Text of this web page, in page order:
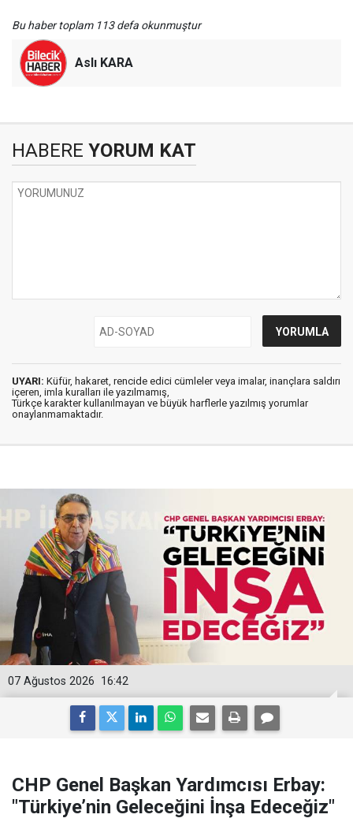
Bu haber toplam 113 defa okunmuştur
Aslı KARA
HABERE YORUM KAT
UYARI: Küfür, hakaret, rencide edici cümleler veya imalar, inançlara saldırı
içeren, imla kuralları ile yazılmamış,
Türkçe karakter kullanılmayan ve büyük harflerle yazılmış yorumlar
onaylanmamaktadır.
16:42
07 Ağustos 2026
CHP Genel Başkan Yardımcısı Erbay:
"Türkiye’nin Geleceğini İnşa Edeceğiz"